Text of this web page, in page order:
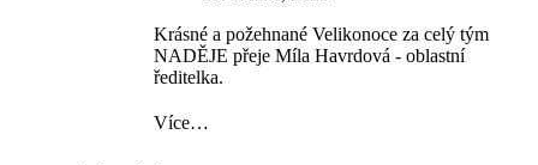
Krásné a požehnané Velikonoce za celý tým
NADĚJE přeje Míla Havrdová - oblastní
ředitelka.
Více…